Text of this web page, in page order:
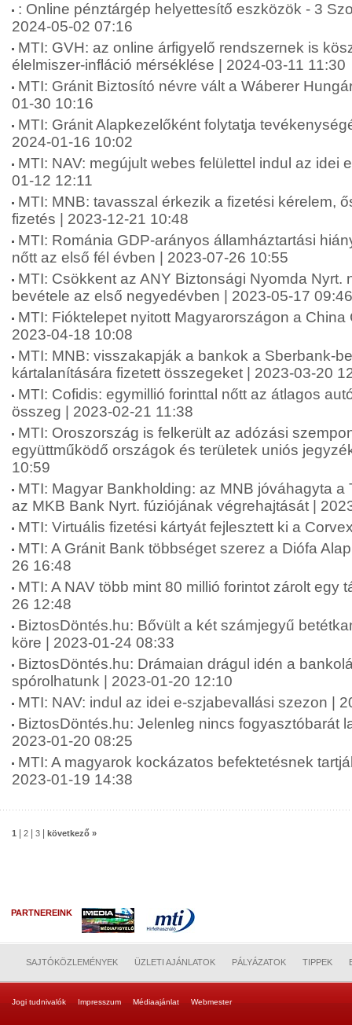
: Online pénztárgép helyettesítő eszközök - 3
2024-05-02 07:16
MTI: GVH: az online árfigyelő rendszernek is
élelmiszer-infláció mérséklése | 2024-03-11 11:30
MTI: Gránit Biztosító névre vált a Wáberer
01-30 10:16
MTI: Gránit Alapkezelőként folytatja
2024-01-16 10:02
MTI: NAV: megújult webes felülettel indul az idei
01-12 12:11
MTI: MNB: tavasszal érkezik a fizetési kérelem,
fizetés | 2023-12-21 10:48
MTI: Románia GDP-arányos államháztartási
nőtt az első fél évben | 2023-07-26 10:55
MTI: Csökkent az ANY Biztonsági Nyomda Nyrt.
bevétele az első negyedévben | 2023-05-17 09:46
MTI: Fióktelepet nyitott Magyarországon a China
2023-04-18 10:08
MTI: MNB: visszakapják a bankok a Sberbank-
kártalanítására fizetett összegeket | 2023-03-20
MTI: Cofidis: egymillió forinttal nőtt az átlagos
összeg | 2023-02-21 11:38
MTI: Oroszország is felkerült az adózási
együttműködő országok és területek uniós
10:59
MTI: Magyar Bankholding: az MNB jóváhagyta a
az MKB Bank Nyrt. fúziójának végrehajtását |
MTI: Virtuális fizetési kártyát fejlesztett ki a
MTI: A Gránit Bank többséget szerez a Diófa
26 16:48
MTI: A NAV több mint 80 millió forintot zárolt egy
26 12:48
BiztosDöntés.hu: Bővült a két számjegyű
köre | 2023-01-24 08:33
BiztosDöntés.hu: Drámaian drágul idén a
spórolhatunk | 2023-01-20 12:10
MTI: NAV: indul az idei e-szjabevallási szezon |
BiztosDöntés.hu: Jelenleg nincs fogyasztóbarát
2023-01-20 08:25
MTI: A magyarok kockázatos befektetésnek
2023-01-19 14:38
1 2 3 következő »
PARTNEREINK
SAJTÓKÖZLEMÉNYEK ÜZLETI AJÁNLATOK PÁLYÁZATOK TIPPEK
Jogi tudnivalók Impresszum Médiaajánlat Webmester